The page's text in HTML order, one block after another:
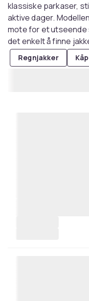
klassiske parkaser,
aktive dager.
mote for et utseende
det enkelt å finne
Regnjakker